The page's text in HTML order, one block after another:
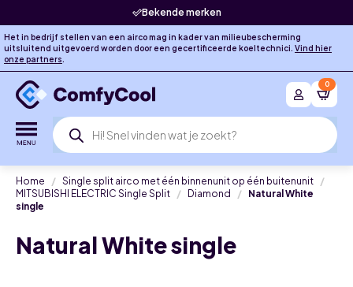
Bekende merken
Het in bedrijf stellen van een airco mag in kader van milieubescherming
uitsluitend uitgevoerd worden door een gecertificeerde koeltechnici. Vind hier
onze partners.
Producten
zoeken
0
Home
Single split airco met één binnenunit op één buitenunit
MITSUBISHI ELECTRIC Single Split
Diamond
Natural White
single
Natural White single